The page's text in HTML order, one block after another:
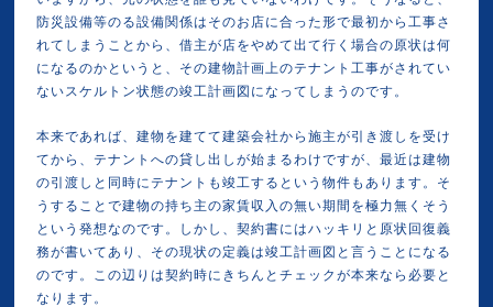
防災設備等のる設備関係はそのお店に合った形で最初から工事さ
れてしまうことから、借主が店をやめて出て行く場合の原状は何
になるのかというと、その建物計画上のテナント工事がされてい
ないスケルトン状態の竣工計画図になってしまうのです。
本来であれば、建物を建てて建築会社から施主が引き渡しを受け
てから、テナントへの貸し出しが始まるわけですが、最近は建物
の引渡しと同時にテナントも竣工するという物件もあります。そ
うすることで建物の持ち主の家賃収入の無い期間を極力無くそう
という発想なのです。しかし、契約書にはハッキリと原状回復義
務が書いてあり、その現状の定義は竣工計画図と言うことになる
のです。この辺りは契約時にきちんとチェックが本来なら必要と
なります。